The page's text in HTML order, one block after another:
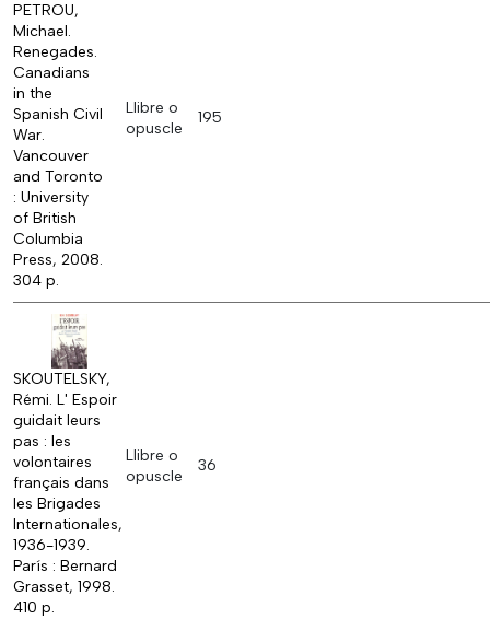
PETROU,
Michael.
Renegades.
Canadians
in the
Spanish Civil
War.
Vancouver
and Toronto
: University
of British
Columbia
Press, 2008.
304 p.
Llibre o
opuscle
195
SKOUTELSKY,
Rémi. L' Espoir
guidait leurs
pas : les
volontaires
français dans
les Brigades
Internationales,
1936-1939.
París : Bernard
Grasset, 1998.
410 p.
Llibre o
opuscle
36